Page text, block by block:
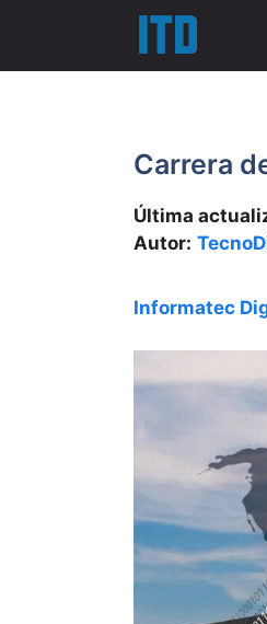
contenido
Carrera
Última
Autor:
Informatec